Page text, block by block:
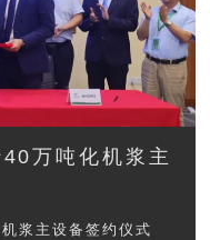
万吨化机浆主
浆主设备签约仪式